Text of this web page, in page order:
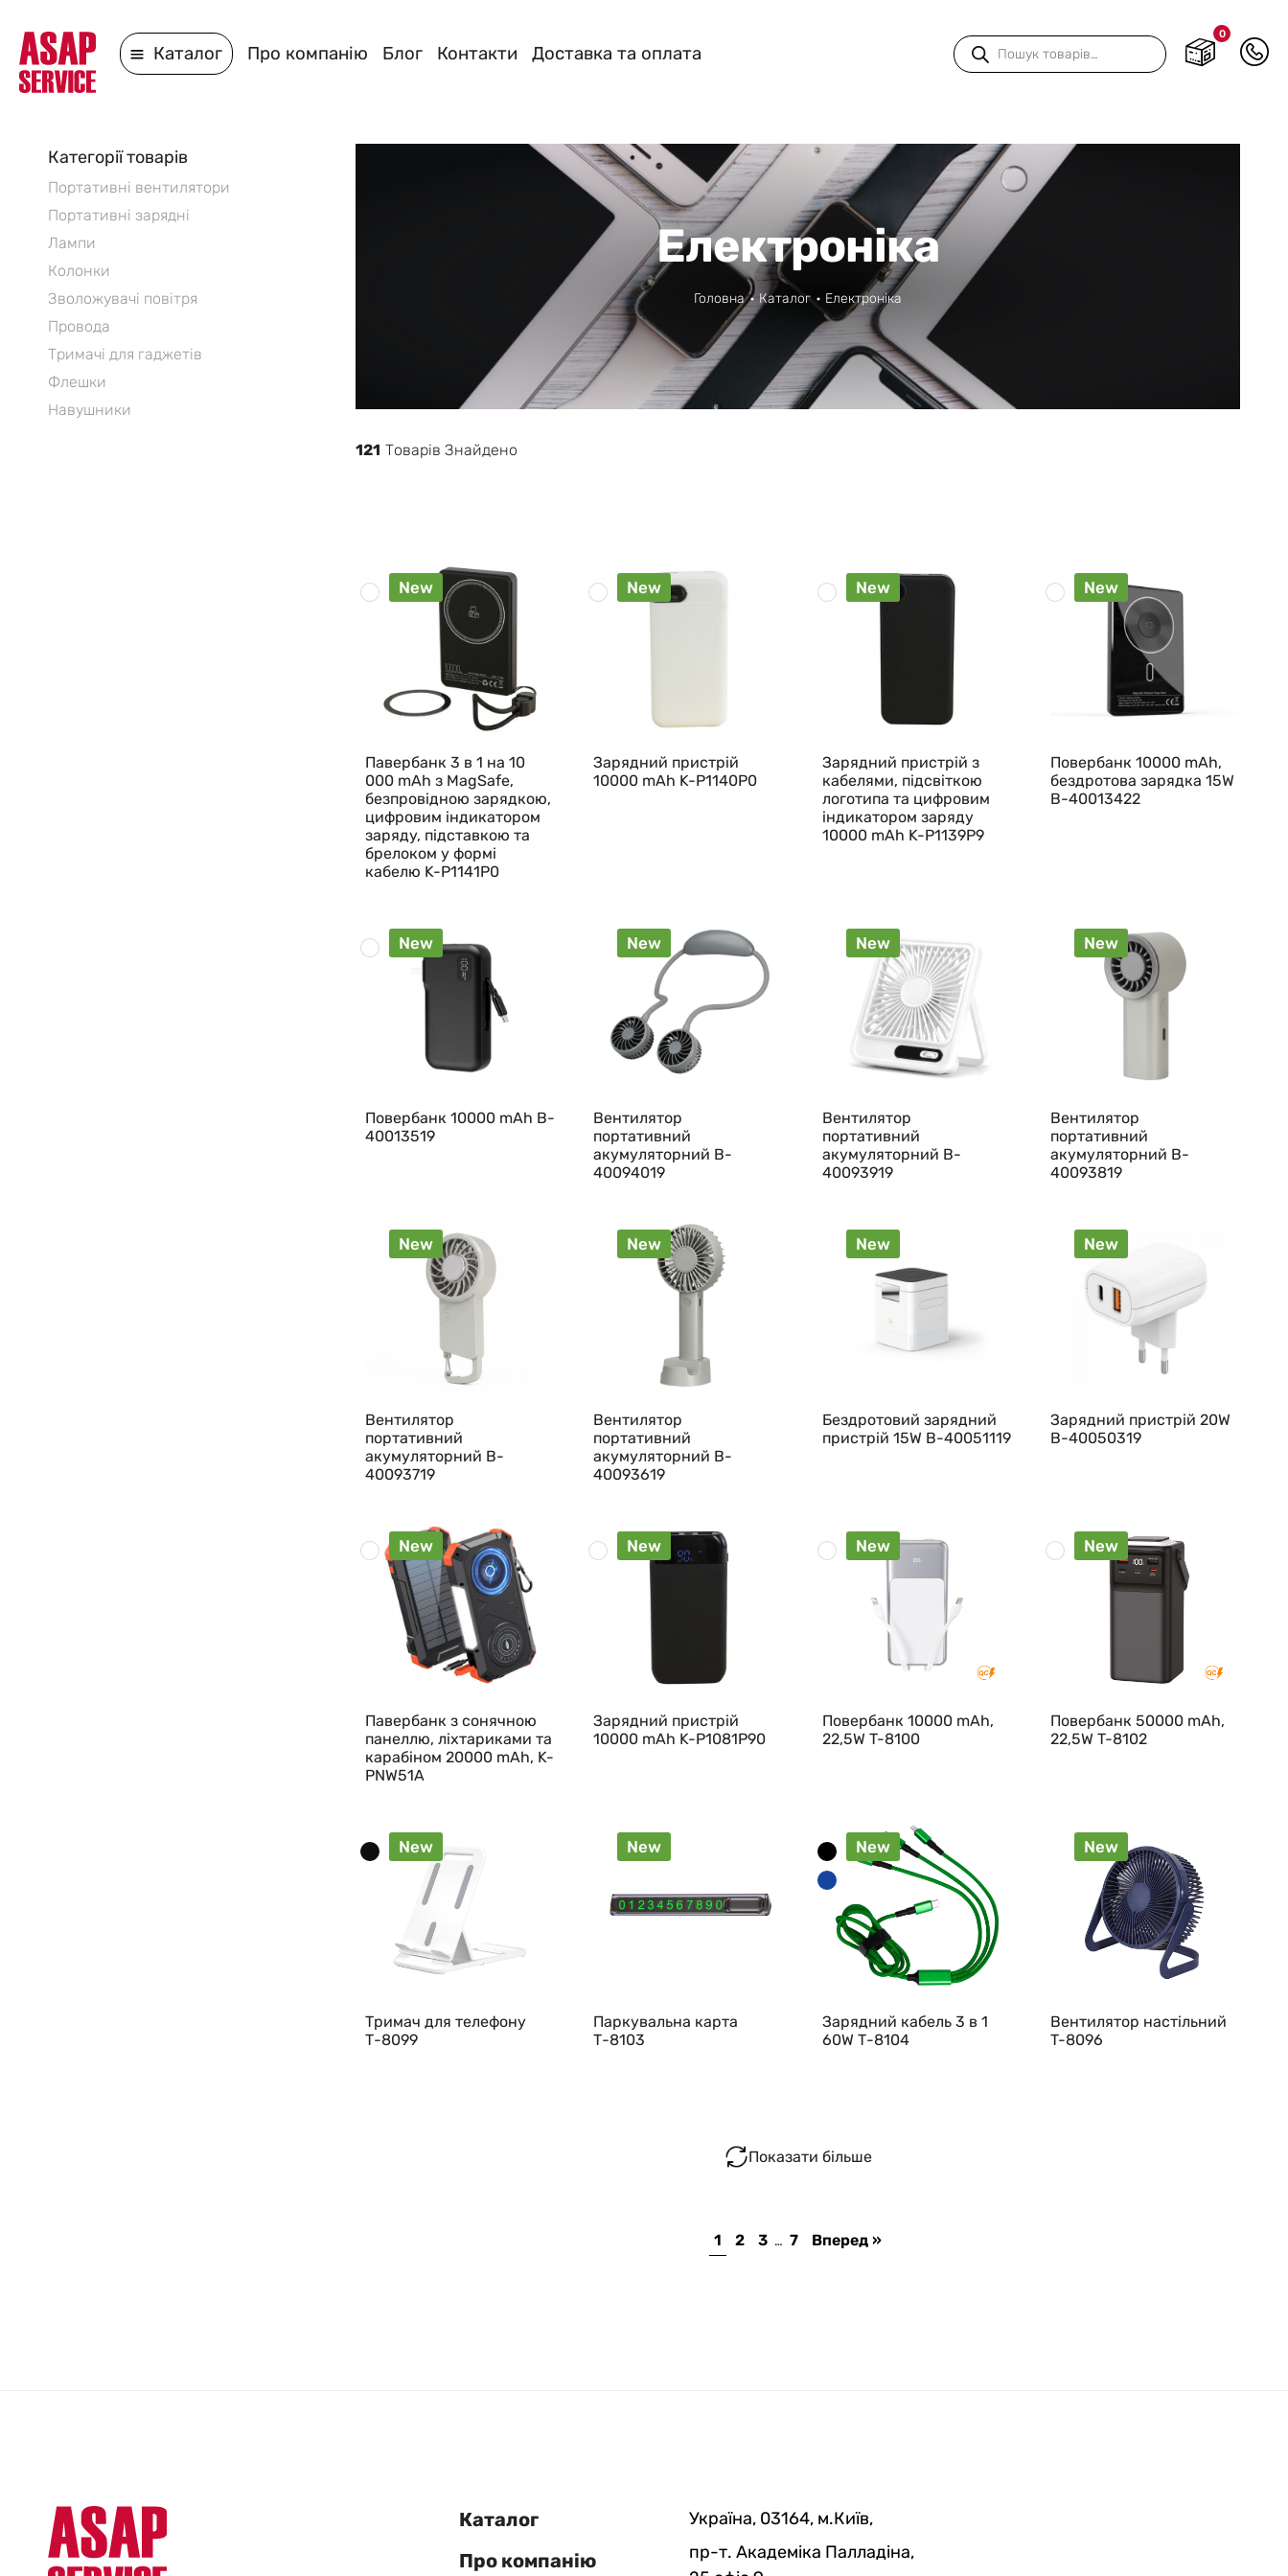
Каталог Про компанію Блог Контакти Доставка та оплата
Пошук
товарів
0
Категорії товарів
Портативні вентилятори
Портативні зарядні
Лампи
Колонки
Зволожувачі повітря
Провода
Тримачі для гаджетів
Флешки
Навушники
Електроніка
Головна Каталог Електроніка
121 Товарiв Знайдено
New
Павербанк 3 в 1 на 10
000 mAh з MagSafe,
безпровідною зарядкою,
цифровим індикатором
заряду, підставкою та
брелоком у формі
кабелю K-P1141P0
New
Зарядний пристрій
10000 mAh K-P1140P0
New
Зарядний пристрій з
кабелями, підсвіткою
логотипа та цифровим
індикатором заряду
10000 mAh K-P1139P9
New
Повербанк 10000 mAh,
бездротова зарядка 15W
B-40013422
New
Повербанк 10000 mAh B-
40013519
New
Вентилятор
портативний
акумуляторний B-
40094019
New
Вентилятор
портативний
акумуляторний B-
40093919
New
Вентилятор
портативний
акумуляторний B-
40093819
New
Вентилятор
портативний
акумуляторний B-
40093719
New
Вентилятор
портативний
акумуляторний B-
40093619
New
Бездротовий зарядний
пристрій 15W B-40051119
New
Зарядний пристрій 20W
B-40050319
New
Павербанк з сонячною
панеллю, ліхтариками та
карабіном 20000 mAh, K-
PNW51A
New
Зарядний пристрій
10000 mAh K-P1081P90
New
Повербанк 10000 mAh,
22,5W T-8100
New
Повербанк 50000 mAh,
22,5W T-8102
New
Тримач для телефону
Т-8099
New
Паркувальна карта
Т-8103
New
Зарядний кабель 3 в 1
60W Т-8104
New
Вентилятор настільний
T-8096
Показати більше
1 2 3 … 7 Вперед »
Каталог
Про компанію
Україна, 03164, м.Київ,
пр-т. Академіка Палладіна,